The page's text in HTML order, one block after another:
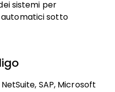
sistemi per
sotto
SAP, Microsoft